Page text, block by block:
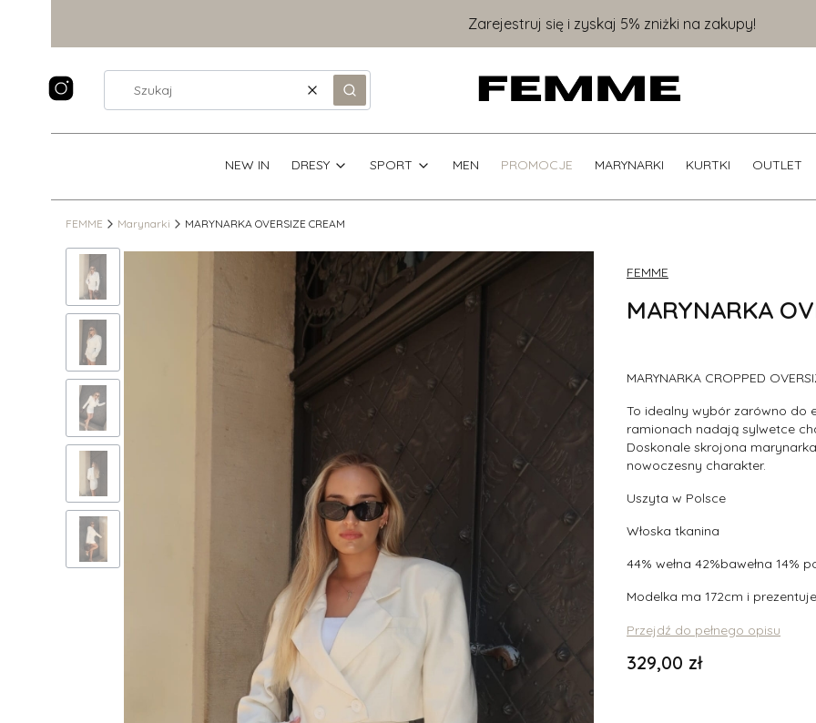
Zarejestruj się i zyskaj 5% zniżki na zakupy!
WyczyśćSzukaj
NEW IN DRESY SPORT MEN PROMOCJE MARYNARKI KURTKI OUTLET
FEMME Marynarki MARYNARKA OVERSIZE CREAM
FEMME
MARYNARKA
MARYNARKA CROPPED
To idealny wybór zarówno do
ramionach nadają sylwetce
Doskonale skrojona
nowoczesny charakter.
Uszyta w Polsce
Włoska tkanina
44% wełna 42%bawełna 14%
Modelka ma 172cm i
Przejdź do pełnego opisu
Cena
329,00 zł